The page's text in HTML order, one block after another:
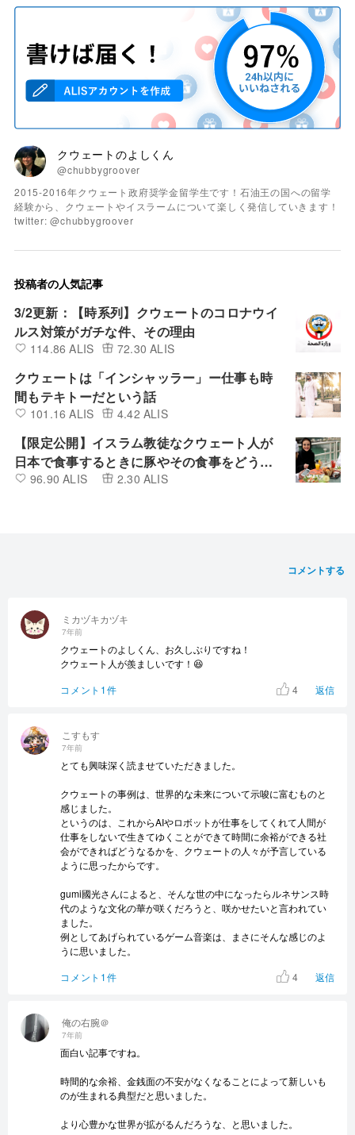
クウェートのよしくん
@chubbygroover
2015-2016年クウェート政府奨学金留学生です！石油王の国への留学
経験から、クウェートやイスラームについて楽しく発信していきます！
twitter: @chubbygroover
投稿者の人気記事
3/2更新：【時系列】クウェートのコロナウイ
ルス対策がガチな件、その理由
114.86 ALIS 72.30 ALIS
クウェートは「インシャッラー」ー仕事も時
間もテキトーだという話
101.16 ALIS 4.42 ALIS
【限定公開】イスラム教徒なクウェート人が
日本で食事するときに豚やその食事をどう考
えているのか
96.90 ALIS 2.30 ALIS
コメントする
俺の右腕＠
7年前
面白い記事ですね。
時間的な余裕、金銭面の不安がなくなることによって新しいも
のが生まれる典型だと思いました。
より心豊かな世界が拡がるんだろうな、と思いました。
こすもす
7年前
とても興味深く読ませていただきました。
クウェートの事例は、世界的な未来について示唆に富むものと
感じました。
というのは、これからAIやロボットが仕事をしてくれて人間が
仕事をしないで生きてゆくことができて時間に余裕ができる社
会ができればどうなるかを、クウェートの人々が予言している
ように思ったからです。
gumi國光さんによると、そんな世の中になったらルネサンス時
代のような文化の華が咲くだろうと、咲かせたいと言われてい
ました。
例としてあげられているゲーム音楽は、まさにそんな感じのよ
うに思いました。
コメント1件
4 返信
ミカヅキカヅキ
7年前
クウェートのよしくん、お久しぶりですね！
クウェート人が羨ましいです！😆
コメント1件
4 返信